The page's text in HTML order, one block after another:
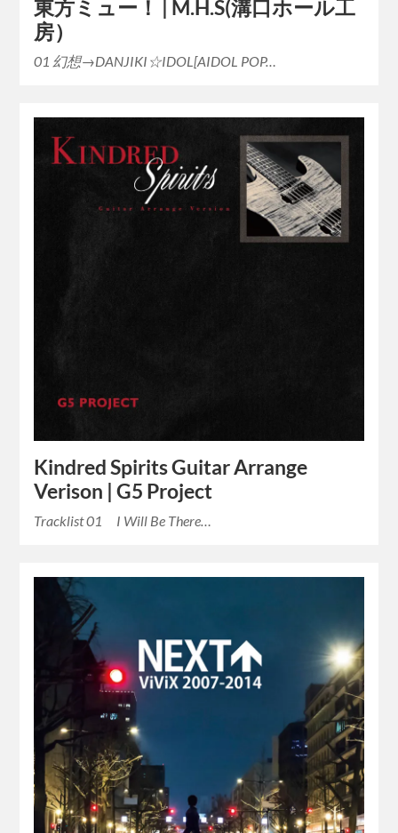
東方ミュー！ | M.H.S(溝口ホール工
房）
01 幻想→DANJIKI☆IDOL[AIDOL POP…
Kindred Spirits Guitar Arrange
Verison | G5 Project
Tracklist 01 I Will Be There…